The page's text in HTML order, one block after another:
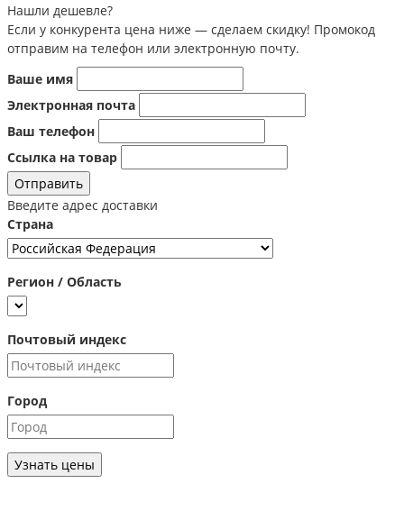
Нашли дешевле?
Если у конкурента цена ниже — сделаем скидку! Промокод
отправим на телефон или электронную почту.
Ваше имя
Электронная почта
Ваш телефон
Ссылка на товар
Отправить
Введите адрес доставки
Страна
Регион / Область
Почтовый индекс
Город
Узнать цены